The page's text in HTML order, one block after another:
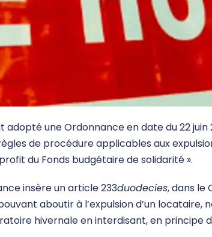
adopté une Ordonnance en date du 22 juin
de procédure applicables aux
du Fonds budgétaire de solidarité ».
insère un article 233duodecies, dans le
aboutir à l’expulsion d’un locataire,
hivernale en interdisant, en principe